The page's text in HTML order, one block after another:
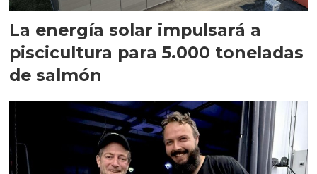
La energía solar impulsará a
piscicultura para 5.000 toneladas
de salmón